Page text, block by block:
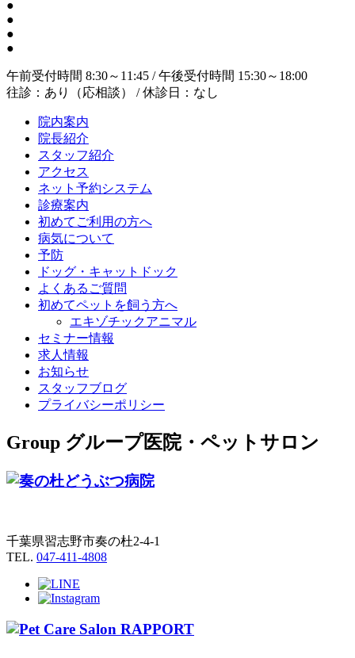
●
●
●
●
午前受付時間 8:30～11:45 / 午後受付時間 15:30～18:00
往診：あり（応相談） / 休診日：なし
院内案内
院長紹介
スタッフ紹介
アクセス
ネット予約システム
診療案内
初めてご利用の方へ
病気について
予防
ドッグ・キャットドック
よくあるご質問
初めてペットを飼う方へ
エキゾチックアニマル
セミナー情報
求人情報
お知らせ
スタッフブログ
プライバシーポリシー
Group グループ医院・ペットサロン
千葉県習志野市奏の杜2-4-1
TEL. 047-411-4808